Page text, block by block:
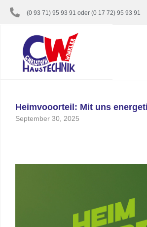
(0 93 71) 95 93 91 oder (0 17 72) 95 93 91
Heimvooorteil: Mit uns
September 30, 2025